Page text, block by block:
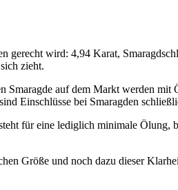
gerecht wird: 4,94 Karat,
zieht.
Smaragde auf dem Markt werden mit
Einschlüsse bei Smaragden
für eine lediglich minimale Ölung,
Größe und noch dazu dieser